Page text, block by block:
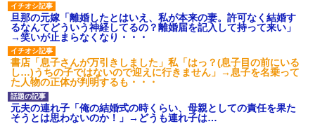
旦那の元カノをSNSで探して写真を保存して顔面評価スレで写真
を晒してた。ほとんどがブスという評価の中で二人ほど意外に好
評価で苦々しく思った
13歳娘が元嫁のところから逃げてきた。どう扱ったらいいのかわ
からない
旦那の元嫁「離婚したとはいえ、私が本来の妻。許可なく結婚す
るなんてどういう神経してるの？離婚届を記入して持って来い」
→笑いが止まらなくなり・・・
書店「息子さんが万引きしました」私「はっ？(息子目の前にいる
し…)うちの子ではないので迎えに行きません」→息子を名乗って
た人物の正体が判明するも・・・
元夫の連れ子「俺の結婚式の時くらい、母親としての責任を果た
そうとは思わないのか！」→どうも連れ子は…